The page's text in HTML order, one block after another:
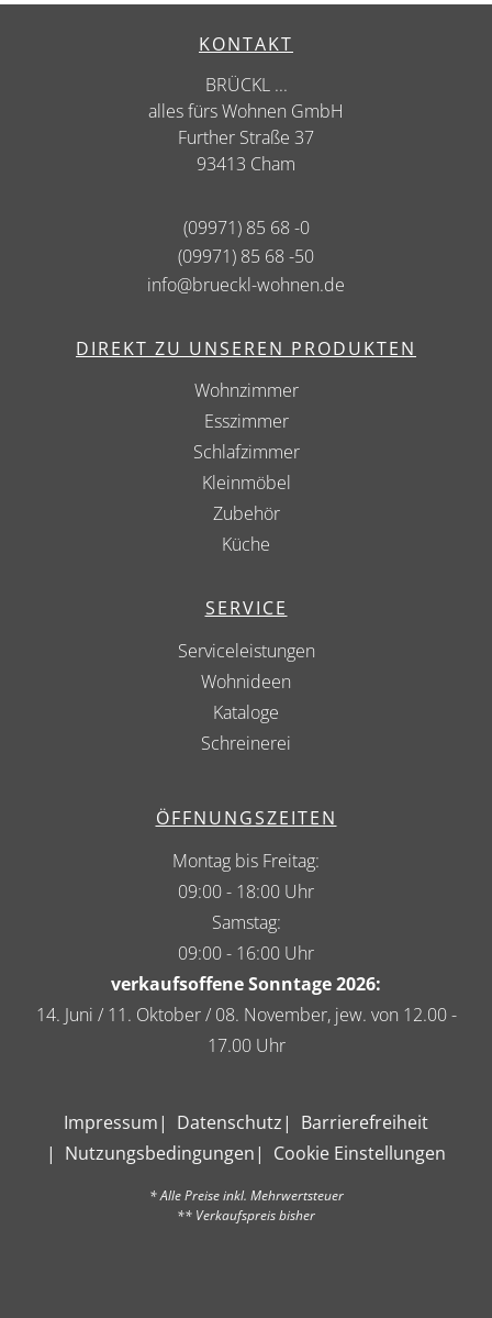
KONTAKT
BRÜCKL ...
alles fürs Wohnen GmbH
Further Straße 37
93413 Cham
(09971) 85 68 -0
(09971) 85 68 -50
info@brueckl-wohnen.de
DIREKT ZU UNSEREN PRODUKTEN
Wohnzimmer
Esszimmer
Schlafzimmer
Kleinmöbel
Zubehör
Küche
SERVICE
Serviceleistungen
Wohnideen
Kataloge
Schreinerei
ÖFFNUNGSZEITEN
Montag bis Freitag:
09:00 - 18:00 Uhr
Samstag:
09:00 - 16:00 Uhr
verkaufsoffene Sonntage 2026:
14. Juni / 11. Oktober / 08. November, jew. von 12.00 -
17.00 Uhr
Impressum Datenschutz
Barrierefreiheit
Nutzungsbedingungen
Cookie Einstellungen
* Alle Preise inkl. Mehrwertsteuer
** Verkaufspreis bisher